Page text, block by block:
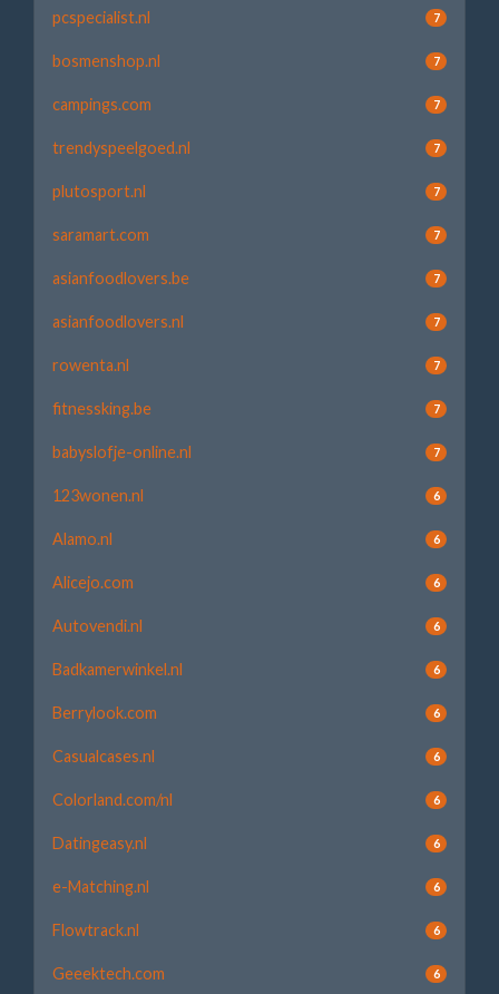
pcspecialist.nl 7
bosmenshop.nl 7
campings.com 7
trendyspeelgoed.nl 7
plutosport.nl 7
saramart.com 7
asianfoodlovers.be 7
asianfoodlovers.nl 7
rowenta.nl 7
fitnessking.be 7
babyslofje-online.nl 7
123wonen.nl 6
Alamo.nl 6
Alicejo.com 6
Autovendi.nl 6
Badkamerwinkel.nl 6
Berrylook.com 6
Casualcases.nl 6
Colorland.com/nl 6
Datingeasy.nl 6
e-Matching.nl 6
Flowtrack.nl 6
Geeektech.com 6